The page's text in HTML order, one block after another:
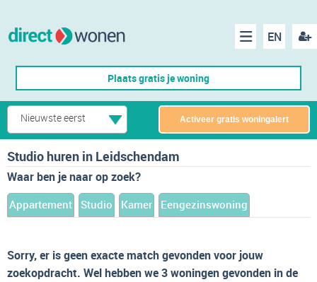
EN
Menu
Plaats gratis je woning
Nieuwste eerst Activeer gratis woningalert
Studio huren in Leidschendam
Waar ben je naar op zoek?
Appartement Studio Kamer Eengezinswoning
Sorry, er is geen exacte match gevonden voor jouw
zoekopdracht. Wel hebben we 3 woningen gevonden in de